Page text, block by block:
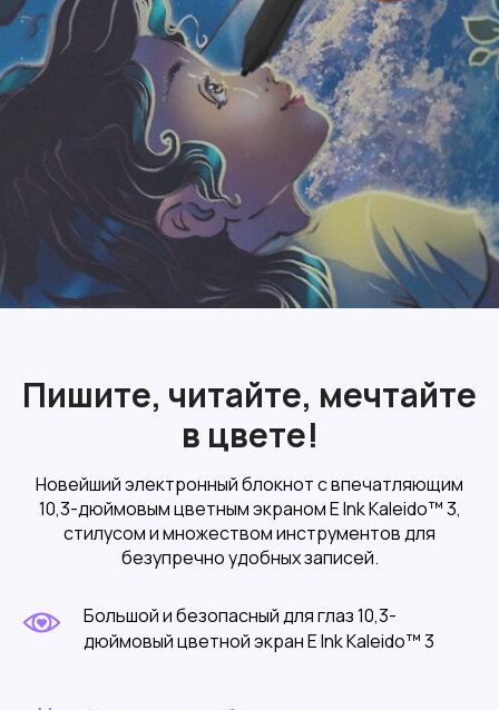
Пишите, читайте, мечтайте
в цвете!
Новейший электронный блокнот с впечатляющим
10,3-дюймовым цветным экраном E Ink Kaleido™ 3,
стилусом и множеством инструментов для
безупречно удобных записей.
Большой и безопасный для глаз 10,3-
дюймовый цветной экран E Ink Kaleido™ 3